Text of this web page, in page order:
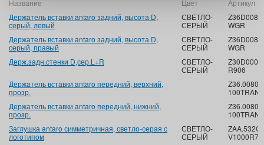
Название Цвет Артикул
Держатель вставки antaro задний, высота D,
серый, левый
СВЕТЛО-
СЕРЫЙ
WGR
Держатель вставки antaro задний, высота D,
серый, правый
СВЕТЛО-
СЕРЫЙ
WGR
Держ.задн.стенки D,сер.L+R
СВЕТЛО-
СЕРЫЙ
R906
Держатель вставки antaro передний, верхний,
прозр.
Z36.00804
100TRAN
Держатель вставки antaro передний, нижний,
прозр.
100TRAN
Заглушка antaro симметричная, светло-серая с
логотипом
СВЕТЛО-
СЕРЫЙ